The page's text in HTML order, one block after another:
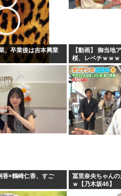
、卒業後は吉本興業
【動画】 御当地
桜、レベチｗｗ
ｗｗｗｗ
香×鶴崎仁香、すご
冨里奈央ちゃん
ｗ【乃木坂46】